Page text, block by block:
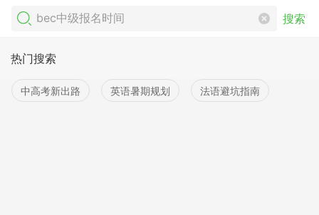
搜索
热门搜索
中高考新出路 英语暑期规划 法语避坑指南